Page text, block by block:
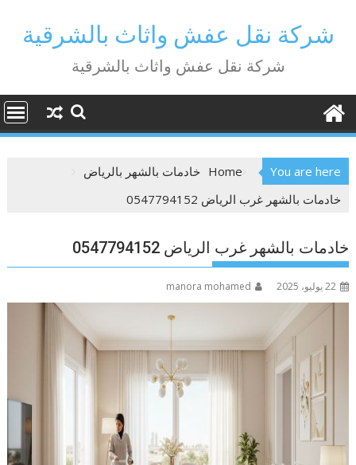
contentشركة نقل عفش واثاث بالشرقية
شركة نقل عفش واثاث بالشرقية
You are here
Home خادمات بالشهر بالرياض
خادمات بالشهر غرب الرياض 0547794152
خادمات بالشهر غرب الرياض 0547794152
22 يوليو، 2025 manora mohamed